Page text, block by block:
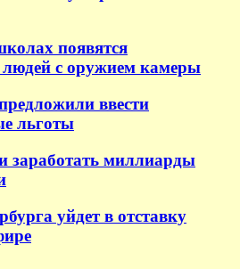
появятся
с оружием камеры
ввести
льготы
заработать миллиарды
уйдет в отставку